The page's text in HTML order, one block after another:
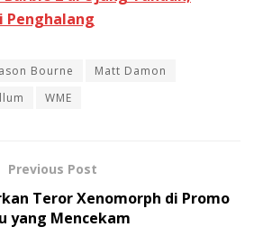
Penghalang
Bourne
Matt Damon
WME
Previous Post
Teror Xenomorph di Promo
yang Mencekam